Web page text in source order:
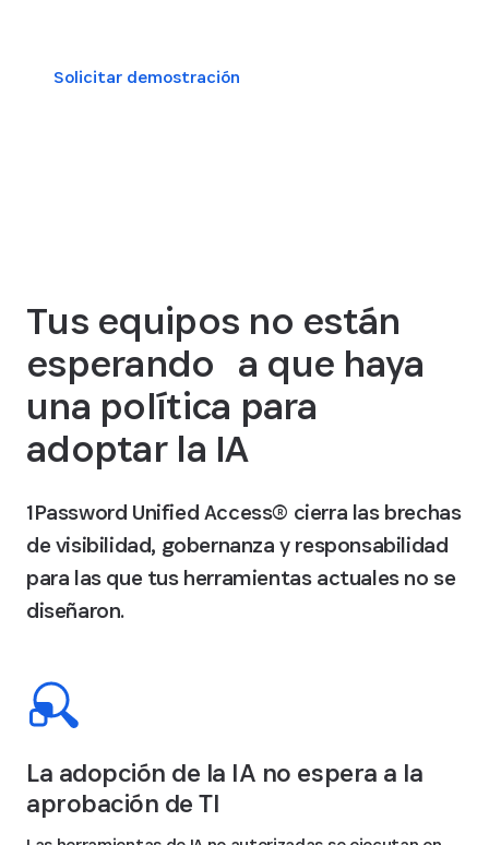
Solicitar demostración
Tus equipos no están
esperando a que haya
una política para
adoptar la IA
1Password Unified Access® cierra las brechas
de visibilidad, gobernanza y responsabilidad
para las que tus herramientas actuales no se
diseñaron.
La adopción de la IA no espera a la
aprobación de TI